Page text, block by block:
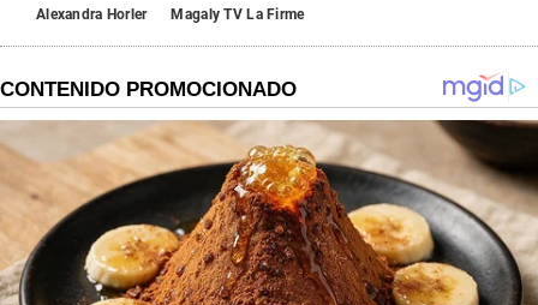
Alexandra Horler Magaly TV La Firme